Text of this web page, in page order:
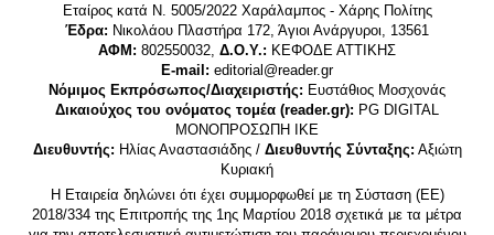
Εταίρος κατά Ν. 5005/2022 Χαράλαμπος - Χάρης Πολίτης
Έδρα: Νικολάου Πλαστήρα 172, Άγιοι Ανάργυροι, 13561
ΑΦΜ: 802550032, Δ.Ο.Υ.: ΚΕΦΟΔΕ ΑΤΤΙΚΗΣ
E-mail: editorial@reader.gr
Νόμιμος Εκπρόσωπος/Διαχειριστής: Ευστάθιος Μοσχονάς
Δικαιούχος του ονόματος τομέα (reader.gr): PG DIGITAL
MONΟΠΡΟΣΩΠΗ ΙΚΕ
Διευθυντής: Ηλίας Αναστασιάδης / Διευθυντής Σύνταξης: Αξιώτη
Κυριακή
Η Εταιρεία δηλώνει ότι έχει συμμορφωθεί με τη Σύσταση (ΕΕ)
2018/334 της Επιτροπής της 1ης Μαρτίου 2018 σχετικά με τα μέτρα